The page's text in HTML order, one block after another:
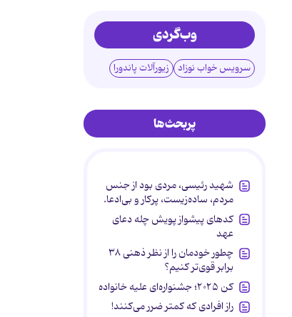
وب‌گردی
سرویس خواب نوزاد زیورآلات پاندورا
پربحث‌ها
شهید رئیسی، مردی بود از جنس
مردم، ساده‌زیست، پرکار و بی‌ادعا.
کدهای پیشواز پویش چله دعای
عهد
چطور خودمان را از نظر ذهنی ۳۸
برابر قوی‌تر کنیم؟
کن ۲۰۲۵؛ جشنواره‌ای علیه خانواده
راز افرادی که کمتر ضرر می‌کنند!